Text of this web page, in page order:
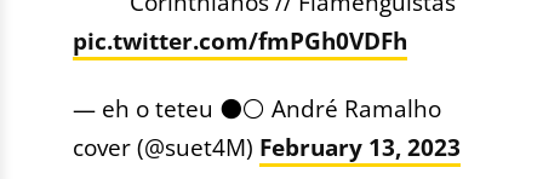
pic.twitter.com/fmPGh0VDFh
— eh o teteu ⚫⚪ André Ramalho
cover (@suet4M) February 13, 2023